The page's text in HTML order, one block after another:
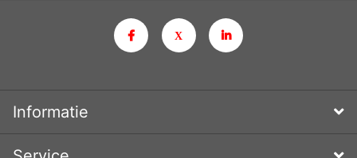
Informatie